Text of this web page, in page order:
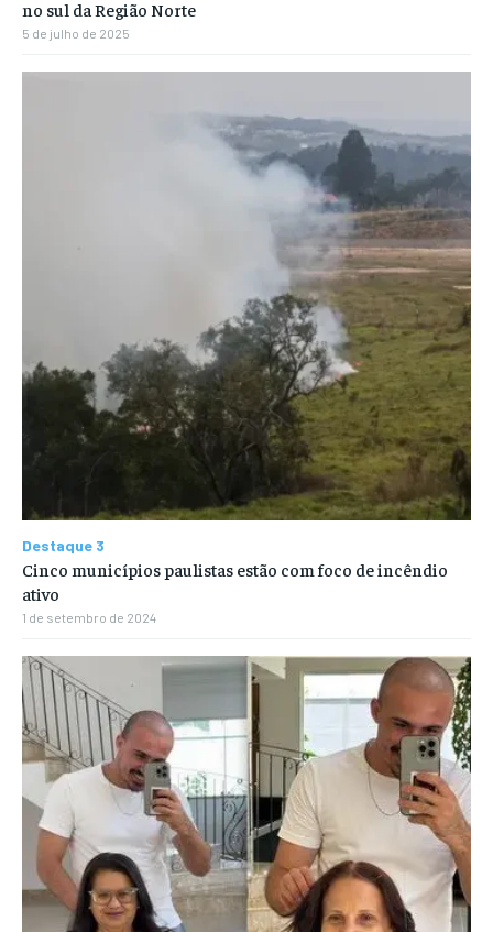
no sul da Região Norte
5 de julho de 2025
Destaque 3
Cinco municípios paulistas estão com foco de incêndio
ativo
1 de setembro de 2024